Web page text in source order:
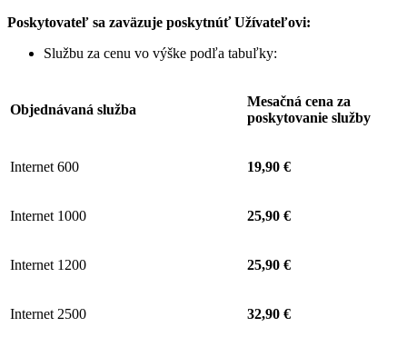
Poskytovateľ sa zaväzuje poskytnúť Užívateľovi:
Službu za cenu vo výške podľa tabuľky:
Objednávaná služba
Mesačná cena za
poskytovanie služby
Internet 600 19,90 €
Internet 1000 25,90 €
Internet 1200 25,90 €
Internet 2500 32,90 €